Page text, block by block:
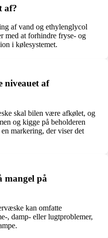
af?
af vand og ethylenglycol
med at forhindre fryse- og
i kølesystemet.
niveauet af
skal bilen være afkølet, og
og kigge på beholderen
markering, der viser det
mangel på
kan omfatte
, damp- eller lugtproblemer,